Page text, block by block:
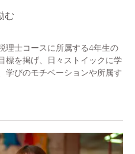
む
理士コースに所属する4年生の
標を掲げ、日々ストイックに学
学びのモチベーションや所属す